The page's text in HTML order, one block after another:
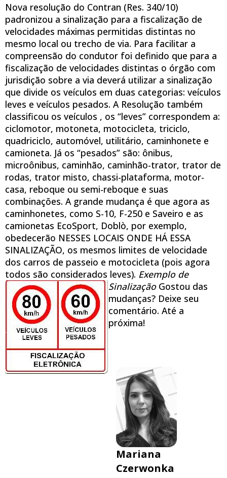
Nova resolução do Contran (Res. 340/10)
padronizou a sinalização para a fiscalização de
velocidades máximas permitidas distintas no
mesmo local ou trecho de via. Para facilitar a
compreensão do condutor foi definido que para a
fiscalização de velocidades distintas o órgão com
jurisdição sobre a via deverá utilizar a sinalização
que divide os veículos em duas categorias: veículos
leves e veículos pesados. A Resolução também
classificou os veículos , os “leves” correspondem a:
ciclomotor, motoneta, motocicleta, triciclo,
quadriciclo, automóvel, utilitário, caminhonete e
camioneta. Já os “pesados” são: ônibus,
microônibus, caminhão, caminhão-trator, trator de
rodas, trator misto, chassi-plataforma, motor-
casa, reboque ou semi-reboque e suas
combinações. A grande mudança é que agora as
caminhonetes, como S-10, F-250 e Saveiro e as
camionetas EcoSport, Doblò, por exemplo,
obedecerão NESSES LOCAIS ONDE HÁ ESSA
SINALIZAÇÃO, os mesmos limites de velocidade
dos carros de passeio e motocicleta (pois agora
todos são considerados leves). Exemplo de
Sinalização Gostou das
mudanças? Deixe seu
comentário. Até a
próxima!
Mariana
Czerwonka